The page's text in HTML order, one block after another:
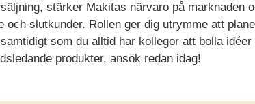
stärker Makitas närvaro på marknaden
och slutkunder. Rollen ger dig utrymme att
som du alltid har kollegor att bolla
produkter, ansök redan idag!